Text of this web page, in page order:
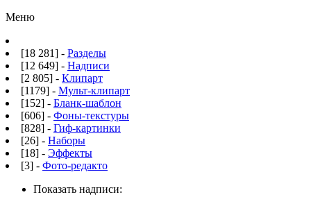
Меню
[18 281] - Разделы
[12 649] - Надписи
[2 805] - Клипарт
[1179] - Мульт-клипарт
[152] - Бланк-шаблон
[606] - Фоны-текстуры
[828] - Гиф-картинки
[26] - Наборы
[18] - Эффекты
[3] - Фото-редакто
Показать надписи: